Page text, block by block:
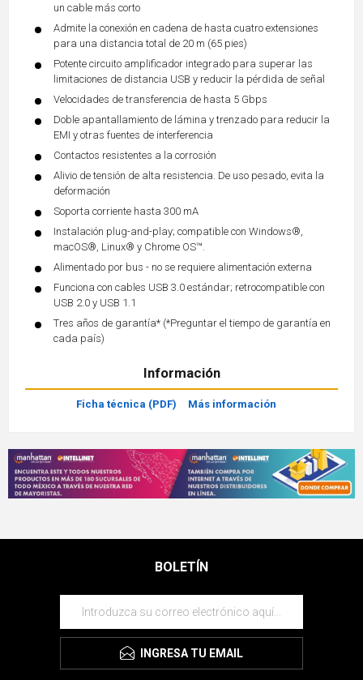
un cable más corto
Admite la conexión en cadena de hasta cuatro extensiones
para una distancia total de 20 m (65 pies)
Potente circuito amplificador integrado para superar las
limitaciones de distancia USB y reducir la pérdida de señal
Velocidades de transferencia de hasta 5 Gbps
Doble apantallamiento de lámina y trenzado para reducir la
EMI y otras fuentes de interferencia
Contactos resistentes a la corrosión
Alivio de tensión de alta resistencia. De uso pesado, evita la
deformación
Soporta corriente hasta 300 mA
Instalación plug-and-play; compatible con Windows®,
macOS®, Linux® y Chrome OS™.
Alimentado por bus - no se requiere alimentación externa
Funciona con cables USB 3.0 estándar; retrocompatible con
USB 2.0 y USB 1.1
Tres años de garantía* (*Preguntar el tiempo de garantía en
cada país)
Información
Ficha técnica (PDF) Más información
BOLETÍN
INGRESA TU EMAIL